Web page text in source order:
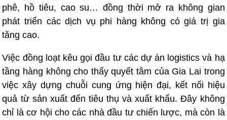
phê, hồ tiêu, cao su… đồng thời mở ra không gian
phát triển các dịch vụ phi hàng không có giá trị gia
tăng cao.
Việc đồng loạt kêu gọi đầu tư các dự án logistics và hạ
tầng hàng không cho thấy quyết tâm của Gia Lai trong
việc xây dựng chuỗi cung ứng hiện đại, kết nối hiệu
quả từ sản xuất đến tiêu thụ và xuất khẩu. Đây không
chỉ là cơ hội cho các nhà đầu tư chiến lược, mà còn là